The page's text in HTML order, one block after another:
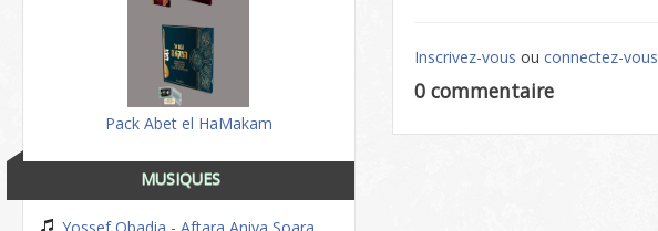
Pack Abet el HaMakam
MUSIQUES
Inscrivez-vous ouconnectez-vous
0 commentaire